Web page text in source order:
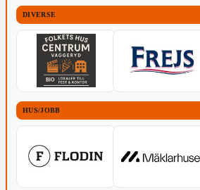
DIVERSE
HUS/JOBB